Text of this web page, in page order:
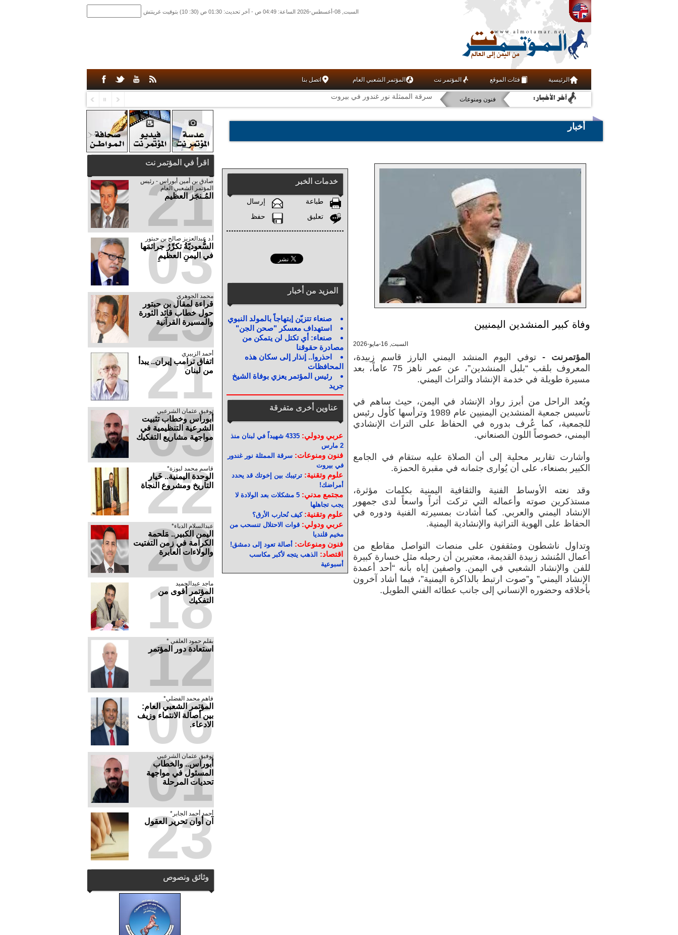
السبت, 08-أغسطس-2026 الساعة: 04:49 ص - آخر تحديث: 01:30 ص (30: 10) بتوقيت غرينتش
الرئيسية فئات الموقع المؤتمر نت المؤتمر الشعبي العام اتصل بنا
فنون ومنوعات سرقة الممثلة نور غندور في بيروت
أخبار
خدمات الخبر
طباعة
إرسال
تعليق
حفظ
المزيد من أخبار
صنعاء تتزيّن إبتهاجاً بالمولد النبوي
استهداف معسكر "صحن الجن"
صنعاء: أي تكتل لن يتمكن من
مصادرة حقوقنا
احذروا.. إنذار إلى سكان هذه
المحافظات
رئيس المؤتمر يعزي بوفاة الشيخ
جريد
عناوين أخرى متفرقة
عربي ودولي:
4335 شهيداً في لبنان منذ
2 مارس
فنون ومنوعات:سرقة الممثلة نور غندور
في بيروت
علوم وتقنية:ترتيبك بين إخوتك قد يحدد
أمراضك!
مجتمع مدني:
5 مشكلات بعد الولادة لا
يجب تجاهلها
علوم وتقنية:كيف نُحارب الأرق؟
عربي ودولي:قوات الاحتلال تنسحب من
مخيم قلنديا
فنون ومنوعات:أصالة تعود إلى دمشق!
اقتصاد: الذهب يتجه لأكبر مكاسب
أسبوعية
وفاة كبير المنشدين اليمنيين
السبت, 16-مايو-2026
المؤتمرنت -توفي اليوم المنشد اليمني البارز قاسم زبيدة،
المعروف بلقب “بلبل المنشدين”، عن عمر ناهز 75 عاماً، بعد
مسيرة طويلة في خدمة الإنشاد والتراث اليمني.
ويُعد الراحل من أبرز رواد الإنشاد في اليمن، حيث ساهم في
تأسيس جمعية المنشدين اليمنيين عام 1989 وترأسها كأول رئيس
للجمعية، كما عُرف بدوره في الحفاظ على التراث الإنشادي
اليمني، خصوصاً اللون الصنعاني.
وأشارت تقارير محلية إلى أن الصلاة عليه ستقام في الجامع
الكبير بصنعاء، على أن يُوارى جثمانه في مقبرة الحمزة.
وقد نعته الأوساط الفنية والثقافية اليمنية بكلمات مؤثرة،
مستذكرين صوته وأعماله التي تركت أثراً واسعاً لدى جمهور
الإنشاد اليمني والعربي. كما أشادت بمسيرته الفنية ودوره في
الحفاظ على الهوية التراثية والإنشادية اليمنية.
وتداول ناشطون ومثقفون على منصات التواصل مقاطع من
أعمال المُنشد زبيدة القديمة، معتبرين أن رحيله مثل خسارة كبيرة
للفن والإنشاد الشعبي في اليمن. واصفين إياه بأنه “أحد أعمدة
الإنشاد اليمني” و”صوت ارتبط بالذاكرة اليمنية”، فيما أشاد آخرون
بأخلاقه وحضوره الإنساني إلى جانب عطائه الفني الطويل.
اقرأ في المؤتمر نت
صادق‮ ‬بن‮ ‬أمين‮ ‬أبوراس - رئيس‮
‬المؤتمر‮ ‬الشعبي‮ ‬العام
المُـنجَز العظيم
21
أ.د عبدالعزيز صالح بن حبتور
السُّعوديّةُ تكرِّرُ جرائمَها
في اليمنِ العظيمِ
03
محمد الجوهري
قراءة لمقال بن حبتور
حول خطاب قائد الثورة
والمسيرة القرآنية
25
أحمد الزبيري
اتفاق ترامب إيران.. يبدأ
من لبنان
21
توفيق عثمان الشرعبي
أبوراس وخطاب تثبيت
الشرعية التنظيمية في
مواجهة مشاريع التفكيك
05
قاسم محمد لبوزة*
الوحدة اليمنية.. خَيار
التاريخ ومشروع النجاة
22
عبدالسلام الدباء*
​اليمن الكبير.. مَلحمة
الكرامة في زمن التفتيت
والولاءات العابرة
20
ماجد عبدالحميد
المؤتمر أقوى من
التفكيك
18
بقلم حمود العلفي *
استعادة دور المؤتمر
12
فاهم محمد الفضلي*
المؤتمر الشعبي العام:
بين أصالة الانتماء وزيف
الادعاء.
06
توفيق عثمان الشرعبي
أبوراس.. والخطاب
المسئول في مواجهة
تحديات المرحلة
01
أحمد أحمد الجابر*
آن أوان تحرير العقول
23
وثائق ونصوص